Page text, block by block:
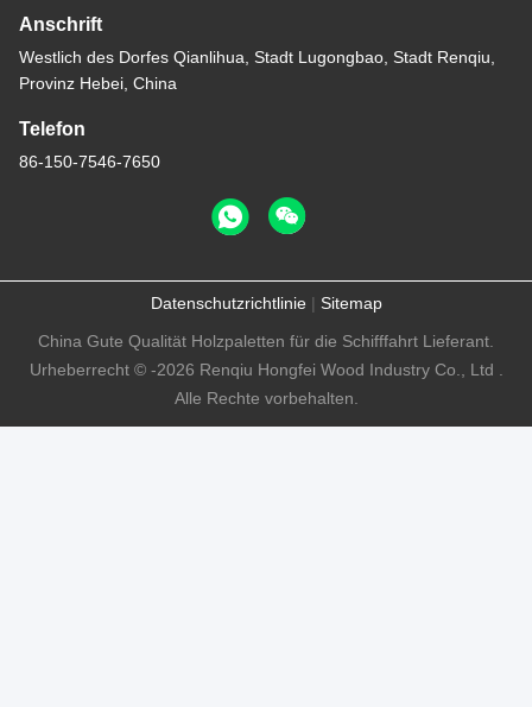
Anschrift
Westlich des Dorfes Qianlihua, Stadt Lugongbao, Stadt Renqiu,
Provinz Hebei, China
Telefon
86-150-7546-7650
Datenschutzrichtlinie| Sitemap
China Gute Qualität Holzpaletten für die Schifffahrt Lieferant.
Urheberrecht © -2026 Renqiu Hongfei Wood Industry Co., Ltd .
Alle Rechte vorbehalten.